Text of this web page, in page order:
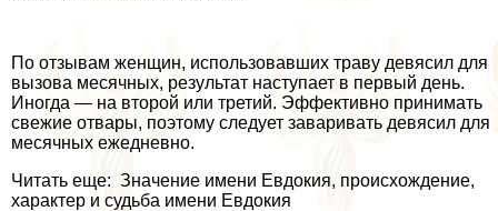
По отзывам женщин, использовавших траву девясил для
вызова мecячных, результат наступает в первый день.
Иногда — на второй или третий. Эффективно принимать
свежие отвары, поэтому следует заваривать девясил для
мecячных ежедневно.
Читать еще: Значение имени Евдокия, происхождение,
хаpaктер и судьба имени Евдокия